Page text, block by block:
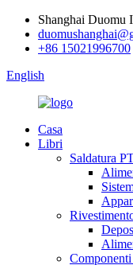
Shanghai Duomu
+86 15021996700
English
Casa
Libri
Saldatura